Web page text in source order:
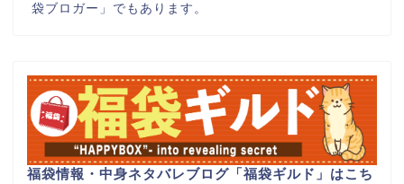
袋ブロガー」でもあります。
福袋情報・中身ネタバレブログ「福袋ギルド」はこち